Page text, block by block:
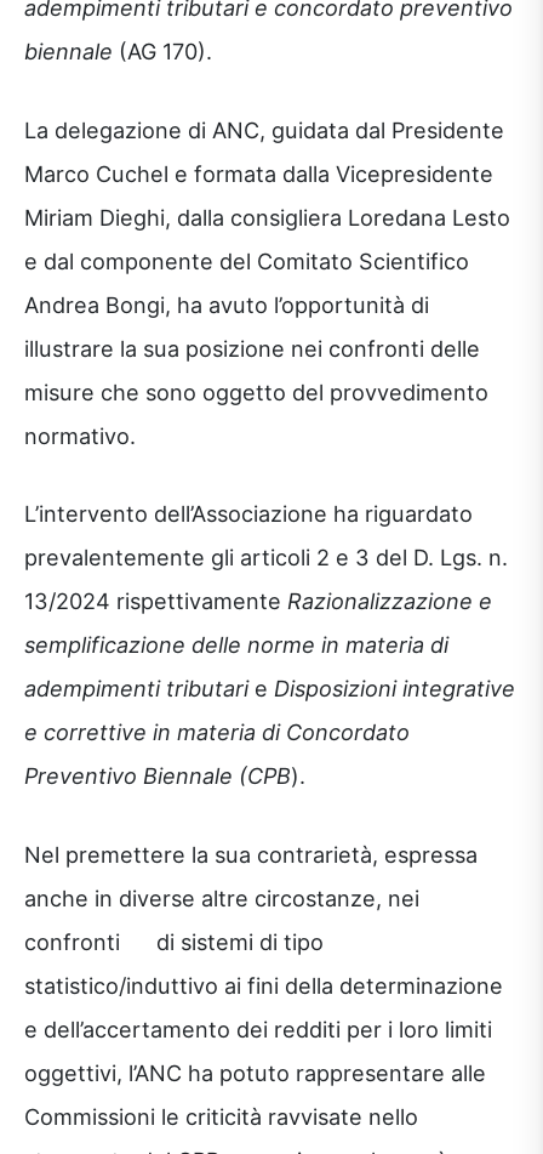
adempimenti tributari e concordato preventivo
biennale (AG 170).
La delegazione di ANC, guidata dal Presidente
Marco Cuchel e formata dalla Vicepresidente
Miriam Dieghi, dalla consigliera Loredana Lesto
e dal componente del Comitato Scientifico
Andrea Bongi, ha avuto l’opportunità di
illustrare la sua posizione nei confronti delle
misure che sono oggetto del provvedimento
normativo.
L’intervento dell’Associazione ha riguardato
prevalentemente gli articoli 2 e 3 del D. Lgs. n.
13/2024 rispettivamente Razionalizzazione e
semplificazione delle norme in materia di
adempimenti tributarie Disposizioni integrative
e correttive in materia di Concordato
Preventivo Biennale (CPB).
Nel premettere la sua contrarietà, espressa
anche in diverse altre circostanze, nei
confronti di sistemi di tipo
statistico/induttivo ai fini della determinazione
e dell’accertamento dei redditi per i loro limiti
oggettivi, l’ANC ha potuto rappresentare alle
Commissioni le criticità ravvisate nello